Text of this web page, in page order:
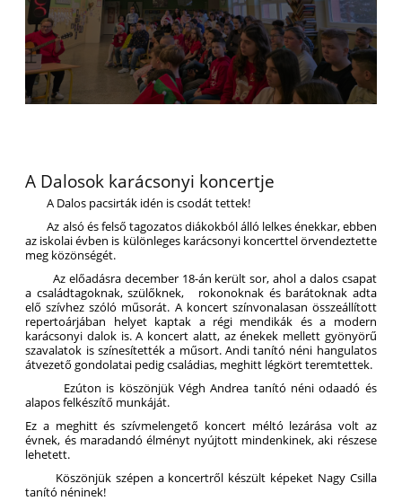
A Dalosok karácsonyi koncertje
A Dalos pacsirták idén is csodát tettek!
Az alsó és felső tagozatos diákokból álló lelkes énekkar, ebben
az iskolai évben is különleges karácsonyi koncerttel örvendeztette
meg közönségét.
Az előadásra december 18-án került sor, ahol a dalos csapat
a családtagoknak, szülőknek, rokonoknak és barátoknak adta
elő szívhez szóló műsorát. A koncert színvonalasan összeállított
repertoárjában helyet kaptak a régi mendikák és a modern
karácsonyi dalok is. A koncert alatt, az énekek mellett gyönyörű
szavalatok is színesítették a műsort. Andi tanító néni hangulatos
átvezető gondolatai pedig családias, meghitt légkört teremtettek.
Ezúton is köszönjük Végh Andrea tanító néni odaadó és
alapos felkészítő munkáját.
Ez a meghitt és szívmelengető koncert méltó lezárása volt az
évnek, és maradandó élményt nyújtott mindenkinek, aki részese
lehetett.
Köszönjük szépen a koncertről készült képeket Nagy Csilla
tanító néninek!